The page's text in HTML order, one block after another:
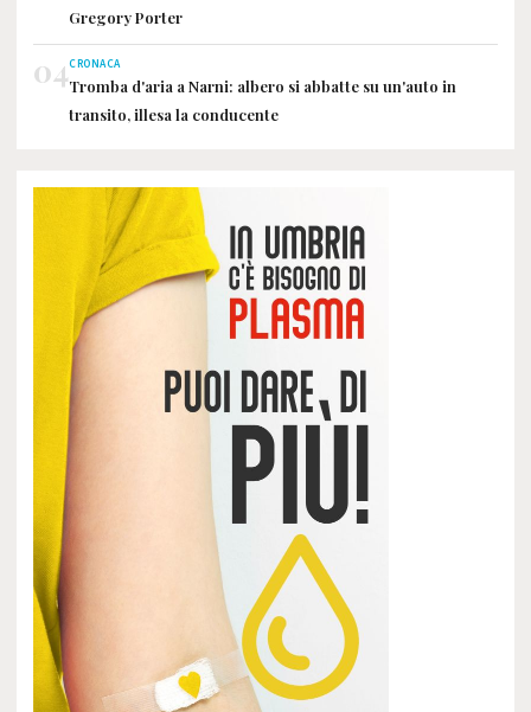
Gregory Porter
04CRONACA
Tromba d'aria a Narni: albero si abbatte su un'auto in
transito, illesa la conducente